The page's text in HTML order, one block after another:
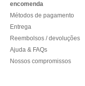
encomenda
Métodos de pagamento
Entrega
Reembolsos / devoluções
Ajuda & FAQs
Nossos compromissos